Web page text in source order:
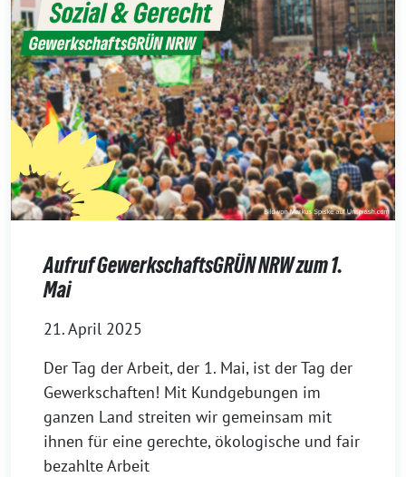
Aufruf GewerkschaftsGRÜN NRW zum 1.
Mai
21. April 2025
Der Tag der Arbeit, der 1. Mai, ist der Tag der
Gewerkschaften! Mit Kundgebungen im
ganzen Land streiten wir gemeinsam mit
ihnen für eine gerechte, ökologische und fair
bezahlte Arbeit